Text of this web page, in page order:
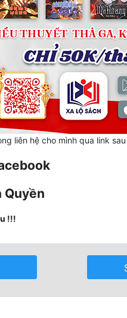
liên hệ cho mình qua link sau
Quyền
!!!